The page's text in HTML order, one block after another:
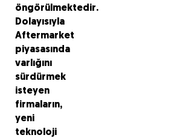
öngörülmektedir.
Dolayısıyla
Aftermarket
piyasasında
varlığını
sürdürmek
isteyen
firmaların,
yeni
teknoloji